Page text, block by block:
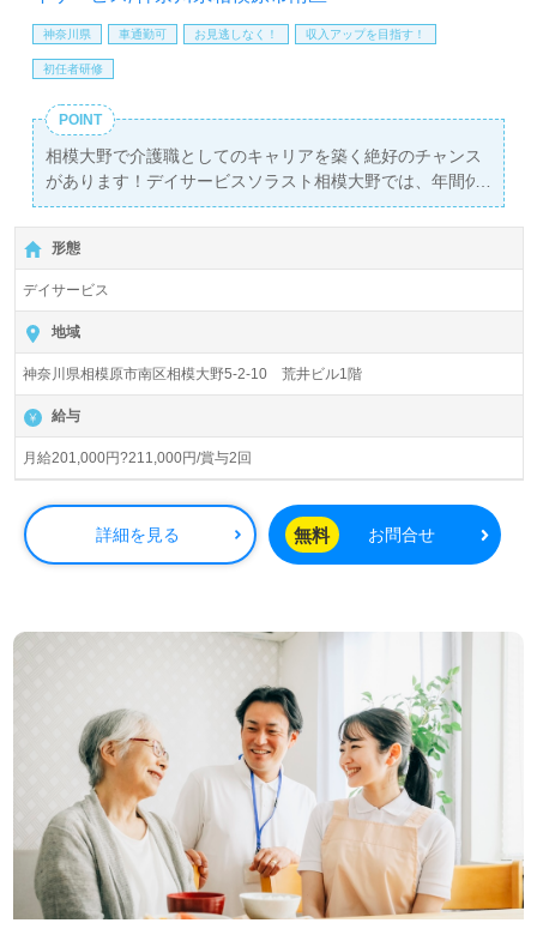
神奈川県 車通勤可 お見逃しなく！ 収入アップを目指す！
初任者研修
POINT
相模大野で介護職としてのキャリアを築く絶好のチャンス
があります！デイサービスソラスト相模大野では、年間休
日123日を確保し、日曜日はお休みという働きやすい環境
を提供しています。月給は201,000円から211,000円で、年
2回の賞与も支給されるため、安定した収入が見込めま
す。
当施設は、相模原市と座間市をサービスエリアとしてお
り、定員30名のアットホームなデイサービスです。フィッ
トネスマシンを活用した機能訓練や、認知症予防を目的と
した手芸活動を通じて、ご利用者様の生活の質を向上させ
ることに力を入れています。介護職未経験者も歓迎です
が、看護助手や介護職の経験がある方には特にお勧めの職
場です。
職場環境は明るく、同僚同士のコミュニケーションが活発
で、日常的に互いを称賛する文化が根付いています。これ
許をお持ちの方には送迎業務もあり、より多くの方々と接
介護職への転職を考えている方、または新たな環境での再
スタートを希望する方には最適な職場です。ご興味のある
方は、ウィルオブ介護までお問い合わせいただければ、詳
しい情報や転職支援サービスを無料でご利用いただけま
す。あなたの新しいキャリアを、ぜひ私たちと一緒に描い
ていきましょう！
形態
デイサービス
地域
神奈川県相模原市南区相模大野5-2-10 荒井ビル1階
給与
月給201,000円?211,000円/賞与2回
詳細を見る 無料 お問合せ